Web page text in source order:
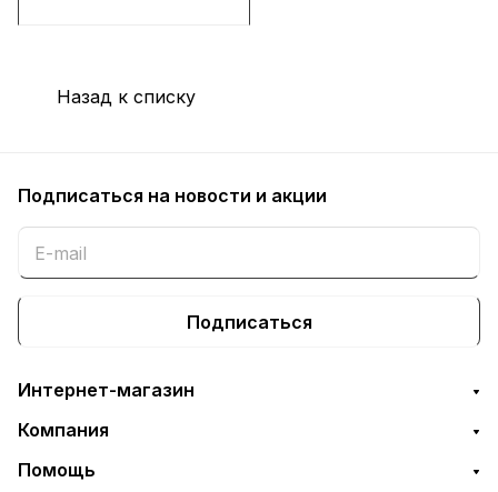
Назад к списку
Подписаться на новости и акции
Подписаться
Интернет-магазин
Компания
Помощь